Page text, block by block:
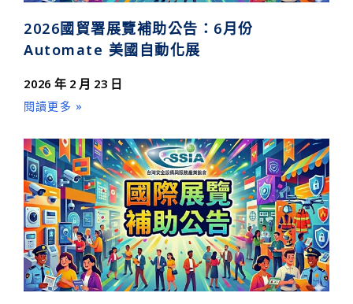
2026國貿署展覽補助公告：6月份
Automate 美國自動化展
2026 年 2 月 23 日
閱讀更多 »